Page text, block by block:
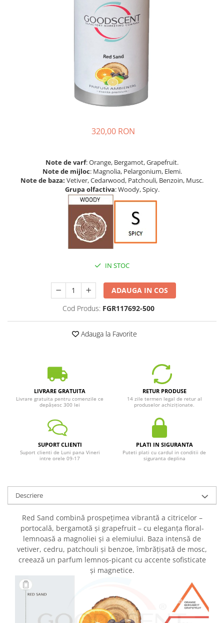
320,00 RON
Note de varf: Orange, Bergamot, Grapefruit.
Note de mijloc: Magnolia, Pelargonium, Elemi.
Note de baza: Vetiver, Cedarwood, Patchouli, Benzoin, Musc.
Grupa olfactiva: Woody, Spicy.
IN STOC
ADAUGA IN COS
Cod Produs: FGR117692-500
Adauga la Favorite
LIVRARE GRATUITA
Livrare gratuita pentru comenzile ce
depășesc 300 lei
RETUR PRODUSE
14 zile termen legal de retur al
produselor achiziționate.
SUPORT CLIENTI
Suport clienti de Luni pana Vineri
intre orele 09-17
PLATI IN SIGURANTA
Puteti plati cu cardul in conditii de
siguranta deplina
Descriere
Red Sand combină prospețimea vibrantă a citricelor –
portocală, bergamotă și grapefruit – cu eleganța floral-
lemnoasă a magnoliei și a elemiului. Baza intensă de
vetiver, cedru, patchouli și benzoe, îmbrățișată de mosc,
creează un parfum lemnos-picant cu accente sofisticate
și magnetice.